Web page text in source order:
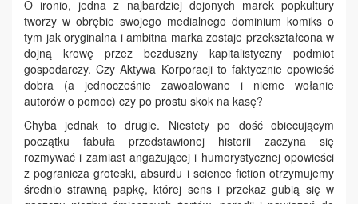
O ironio, jedna z najbardziej dojonych marek popkultury
tworzy w obrębie swojego medialnego dominium komiks o
tym jak oryginalna i ambitna marka zostaje przekształcona w
dojną krowę przez bezduszny kapitalistyczny podmiot
gospodarczy. Czy Aktywa Korporacji to faktycznie opowieść
dobra (a jednocześnie zawoalowane i nieme wołanie
autorów o pomoc) czy po prostu skok na kasę?
Chyba jednak to drugie. Niestety po dość obiecującym
początku fabuła przedstawionej historii zaczyna się
rozmywać i zamiast angażującej i humorystycznej opowieści
z pogranicza groteski, absurdu i science fiction otrzymujemy
średnio strawną papkę, której sens i przekaz gubią się w